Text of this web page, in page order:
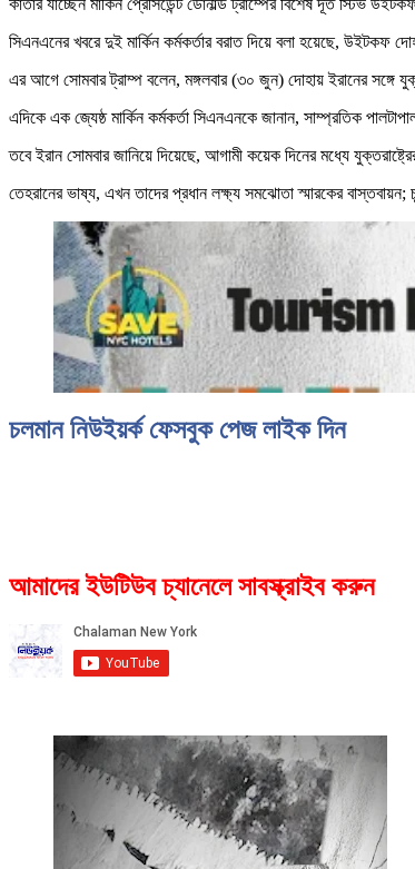
কাতার যাচ্ছেন মার্কিন প্রেসিডেন্ট ডোনাল্ড ট্রাম্পের বিশেষ দূত স্টিভ
সিএনএনের খবরে দুই মার্কিন কর্মকর্তার বরাত দিয়ে বলা হয়েছে, উইটকফ
এর আগে সোমবার ট্রাম্প বলেন, মঙ্গলবার (৩০ জুন) দোহায় ইরানের সঙ্গে
এদিকে এক জ্যেষ্ঠ মার্কিন কর্মকর্তা সিএনএনকে জানান, সাম্প্রতিক
তবে ইরান সোমবার জানিয়ে দিয়েছে, আগামী কয়েক দিনের মধ্যে
তেহরানের ভাষ্য, এখন তাদের প্রধান লক্ষ্য সমঝোতা স্মারকের
চলমান নিউইয়র্ক ফেসবুক পেজ লাইক দিন
আমাদের ইউটিউব চ্যানেলে সাবস্ক্রাইব করুন